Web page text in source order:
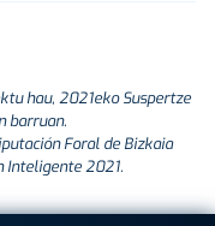
hau, 2021eko Suspertze
barruan.
Foral de Bizkaia
Inteligente 2021.